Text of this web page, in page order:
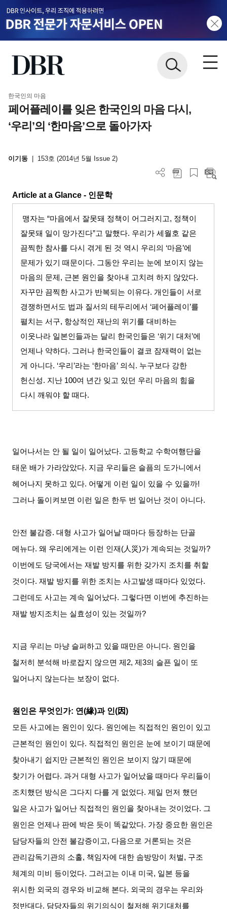
한국인의 마음
페어플레이를 잊은 한국인의 마음 다시,
‘우리’의 ‘한마음’으로 돌아가자
이기동 153호 (2014년 5월 Issue 2)
Article at a Glance - 인문학
맹자는 “마음에서 잘못돼 정책이 어그러지고, 정책이
잘못돼 일이 망가진다”고 말했다. 우리가 세월호 같은
끔찍한 참사를 다시 겪게 된 것 역시 우리의 ‘마음’에
문제가 있기 때문이다. 그동안 우리는 눈에 보이지 않는
마음의 문제 , 근본 원인을 찾아내 고치려 하지 않았다.
자꾸만 끔찍한 사고가 반복되는 이유다. 개인들이 서로
경쟁하면서도 법과 질서의 테두리에서 ‘페어플레이 ’를
펼치는 서구, 항상적인 재난의 위기를 대비하는
이웃나라 일본인들과는 달리 한국인들은 ‘위기 대처 ’에
언제나 약하다. 그러나 한국인들이 결코 잠재력이 없는
게 아니다. ‘우리 ’라는 ‘한마음’ 의식. 누구보다 강한
헌신성. 지난 100여 년간 잊고 있던 우리 마음의 힘을
다시 깨워야 할 때다.
일어나서는 안 될 일이 일어났다. 고등학교 수학여행단을
태운 배가 가라앉았다. 지금 우리들은 슬픔의 도가니에서
헤어나지 못하고 있다. 어떻게 이런 일이 있을 수 있을까!
그러나 돌이켜보면 이런 일은 한두 번 일어난 것이 아니다.
안전 불감증.대형 사고가 일어날 때마다 등장하는 단골
메뉴다.왜 우리에게는 이런 인재 (人災)가 계속되는 것일까?
이번에도 당국에서는 재발 방지를 위한 갖가지 조치를 취할
것이다.재발 방지를 위한 조치는 사고발생 때마다 있었다.
그런데도 사고는 계속 일어났다. 그렇다면 이번에 추진하는
재발 방지조치는 실효성이 있는 것일까?
지금 우리는 마냥 슬퍼하고 있을 때만은 아니다. 원인을
철저히 분석해 바로잡지 않으면 제 2,제3의 슬픈 일이 또
일어나지 않는다는 보장이 없다.
원인은 무엇인가: 연(緣)과 인(因)
모든 사고에는 원인이 있다. 원인에는 직접적인 원인이 있고
근본적인 원인이 있다. 직접적인 원인은 눈에 보이기 때문에
찾아내기 쉽지만 근본적인 원인은 보이지 않기 때문에
찾기가 어렵다.과거 대형 사고가 일어났을 때마다 우리들이
조치했던 방식은 그다지 다를 게 없었다.제일 먼저 했던
일은 사고가 일어난 직접적인 원인을 찾아내는 것이었다. 그
원인은 언제나 판에 박은 듯이 똑같았다. 가장 중요한 원인은
담당자들의 안전 불감증이고, 다음으로 거론되는 것은
관리감독기관의 소홀, 책임자에 대한 솜방망이 처벌, 구조
체계의 미비 등이었다. 그러고는 이내 미국, 일본 등을
위시한 외국의 경우와 비교해 본다. 외국의 경우는 우리와
정반대다. 담당자들의 위기의식이 철저해 위기대처를